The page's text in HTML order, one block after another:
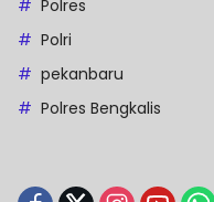
Polres
Polri
pekanbaru
Polres Bengkalis